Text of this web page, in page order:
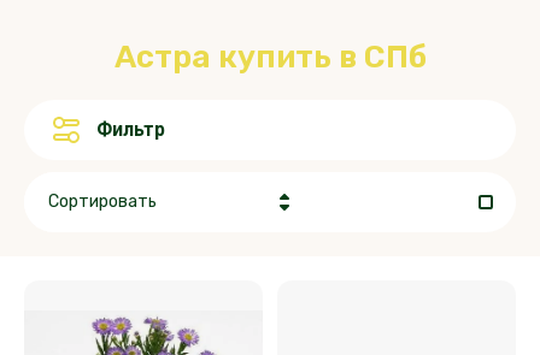
Астра купить в СПб
Фильтр
Сортировать